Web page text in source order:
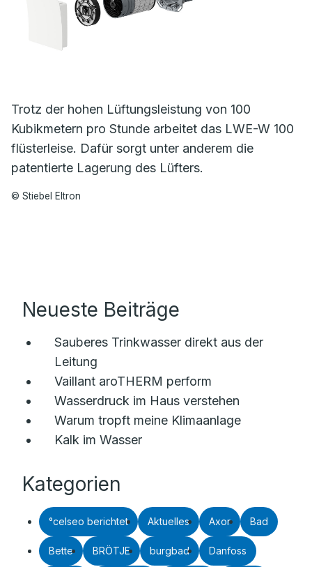
Trotz der hohen Lüftungsleistung von 100
Kubikmetern pro Stunde arbeitet das LWE-W 100
flüsterleise. Dafür sorgt unter anderem die
patentierte Lagerung des Lüfters.
© Stiebel Eltron
Neueste Beiträge
Sauberes Trinkwasser direkt aus der
Leitung
Vaillant aroTHERM perform
Wasserdruck im Haus verstehen
Warum tropft meine Klimaanlage
Kalk im Wasser
Kategorien
°celseo berichtet Aktuelles Axor Bad
Bette BRÖTJE burgbad Danfoss